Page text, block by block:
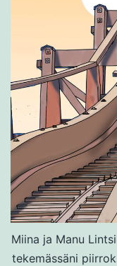
Miina ja Manu
tekemässäni